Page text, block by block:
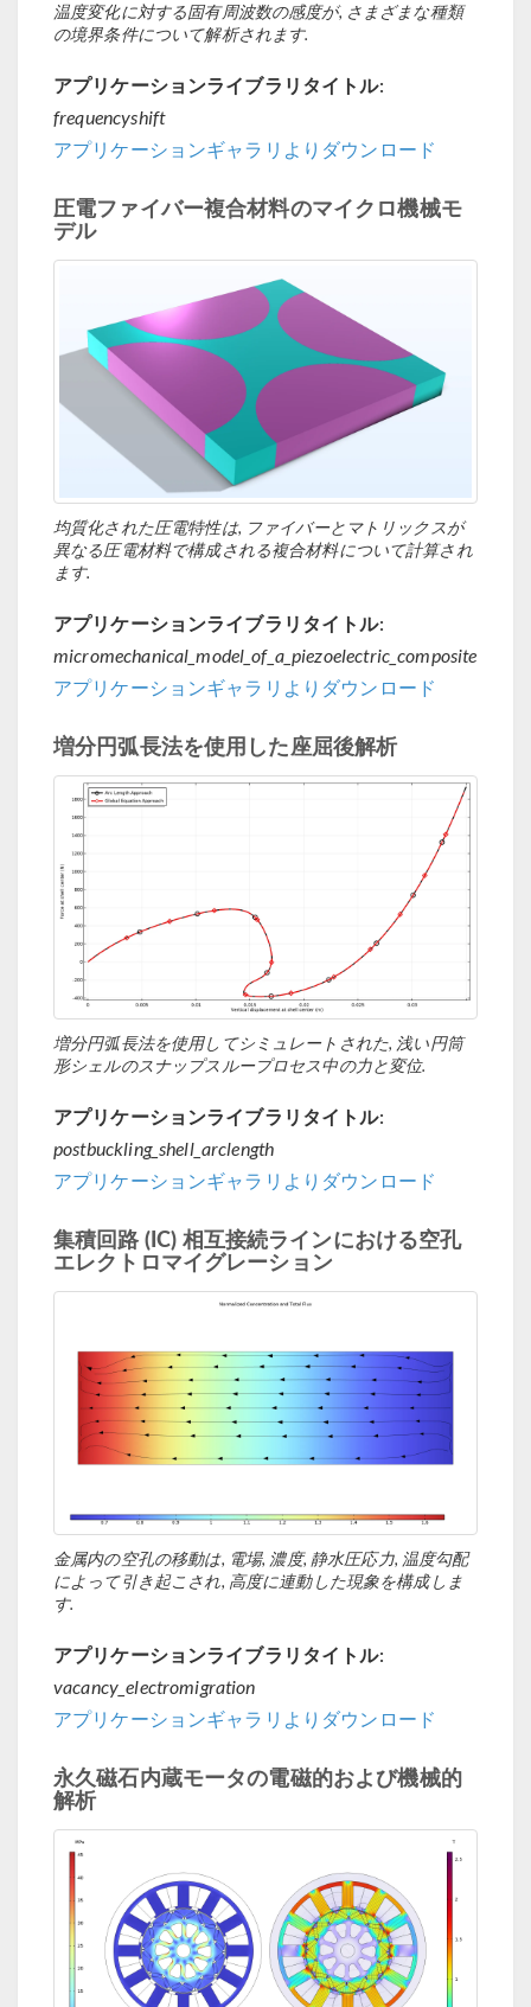
温度変化に対する固有周波数の感度が, さまざまな種類
の境界条件について解析されます.
アプリケーションライブラリタイトル:
frequencyshift
アプリケーションギャラリよりダウンロード
圧電ファイバー複合材料のマイクロ機械モ
デル
均質化された圧電特性は, ファイバーとマトリックスが
異なる圧電材料で構成される複合材料について計算され
ます.
アプリケーションライブラリタイトル:
micromechanical_model_of_a_piezoelectric_composite
アプリケーションギャラリよりダウンロード
増分円弧長法を使用した座屈後解析
増分円弧長法を使用してシミュレートされた, 浅い円筒
形シェルのスナップスループロセス中の力と変位.
アプリケーションライブラリタイトル:
postbuckling_shell_arclength
アプリケーションギャラリよりダウンロード
集積回路 (IC) 相互接続ラインにおける空孔
エレクトロマイグレーション
金属内の空孔の移動は, 電場, 濃度, 静水圧応力, 温度勾配
によって引き起こされ, 高度に連動した現象を構成しま
す.
アプリケーションライブラリタイトル:
vacancy_electromigration
アプリケーションギャラリよりダウンロード
永久磁石内蔵モータの電磁的および機械的
解析